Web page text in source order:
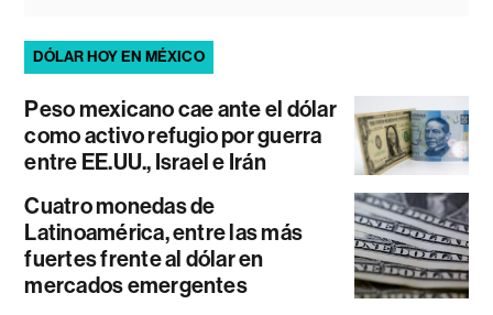
DÓLAR HOY EN MÉXICO
Peso mexicano cae ante el dólar
como activo refugio por guerra
entre EE.UU., Israel e Irán
Cuatro monedas de
Latinoamérica, entre las más
fuertes frente al dólar en
mercados emergentes